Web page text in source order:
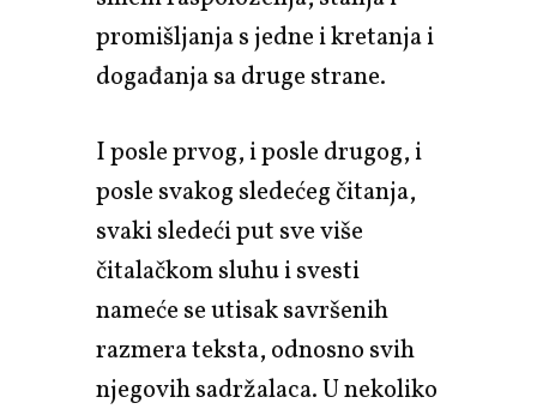
promišljanja s jedne i kretanja i
događanja sa druge strane.
I posle prvog, i posle drugog, i
posle svakog sledećeg čitanja,
svaki sledeći put sve više
čitalačkom sluhu i svesti
nameće se utisak savršenih
razmera teksta, odnosno svih
njegovih sadržalaca. U nekoliko